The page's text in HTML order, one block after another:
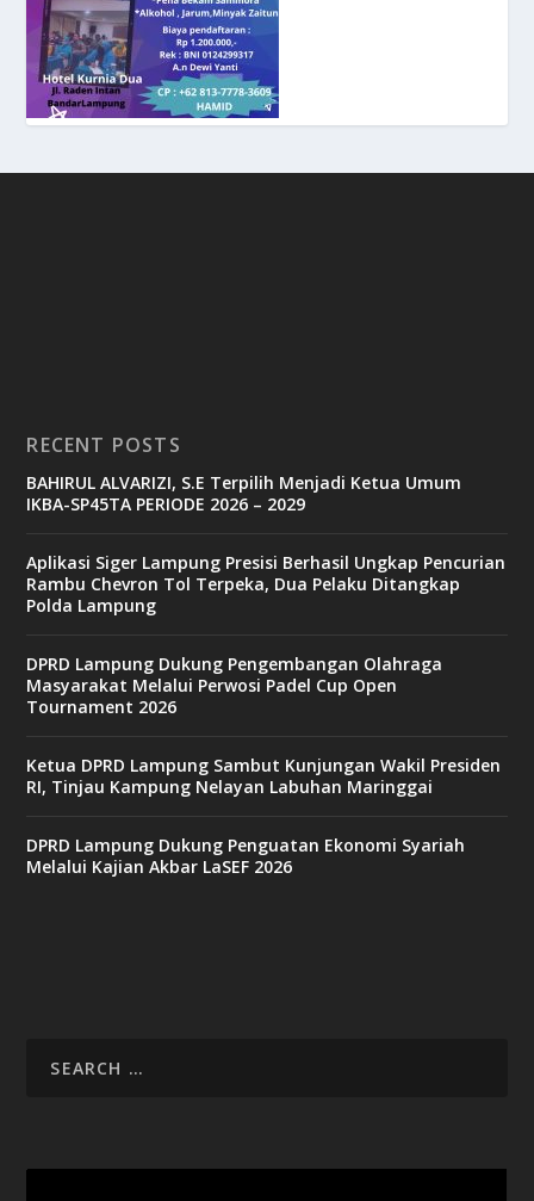
RECENT POSTS
BAHIRUL ALVARIZI, S.E Terpilih Menjadi Ketua Umum
IKBA-SP45TA PERIODE 2026 – 2029
Aplikasi Siger Lampung Presisi Berhasil Ungkap Pencurian
Rambu Chevron Tol Terpeka, Dua Pelaku Ditangkap
Polda Lampung
DPRD Lampung Dukung Pengembangan Olahraga
Masyarakat Melalui Perwosi Padel Cup Open
Tournament 2026
Ketua DPRD Lampung Sambut Kunjungan Wakil Presiden
RI, Tinjau Kampung Nelayan Labuhan Maringgai
DPRD Lampung Dukung Penguatan Ekonomi Syariah
Melalui Kajian Akbar LaSEF 2026